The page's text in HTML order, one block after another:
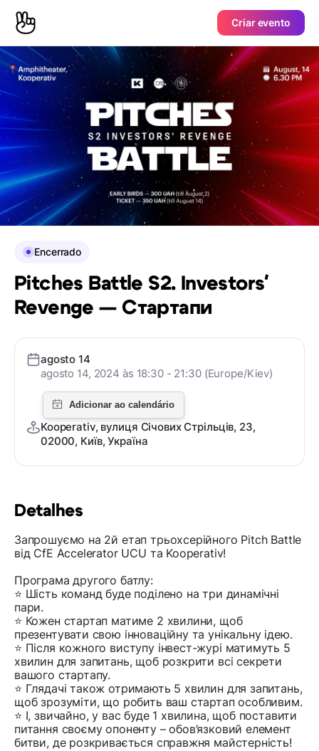
Criar evento
Detalhes
Запрошуємо на 2й етап трьохсерійного Pitch Battle
від CfE Accelerator UCU та Kooperativ!
Програма другого батлу:
⭐️ Шість команд буде поділено на три динамічні
пари.
⭐️ Кожен стартап матиме 2 хвилини, щоб
презентувати свою інноваційну та унікальну ідею.
⭐️ Після кожного виступу інвест-журі матимуть 5
хвилин для запитань, щоб розкрити всі секрети
вашого стартапу.
⭐️ Глядачі також отримають 5 хвилин для запитань,
щоб зрозуміти, що робить ваш стартап особливим.
⭐️ І, звичайно, у вас буде 1 хвилина, щоб поставити
питання своєму опоненту – обов’язковий елемент
битви, де розкривається справжня майстерність!
Encerrado
Pitches Battle S2. Investors'
Revenge — Стартапи
agosto 14
agosto 14, 2024 às 18:30 - 21:30 (Europe/Kiev)
Kooperativ, вулиця Січових Стрільців, 23,
02000, Київ, Україна